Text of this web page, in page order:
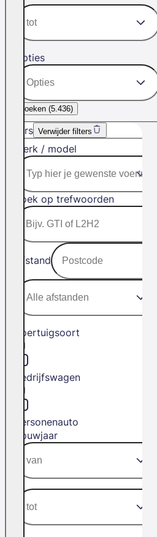
Opties
Zoeken (5.436)
Filters Verwijder filters
Merk / model
Zoek op trefwoorden
Afstand
Voertuigsoort
Bedrijfswagen
Personenauto
Bouwjaar